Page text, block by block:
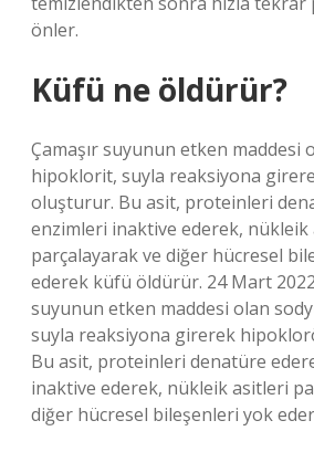
önler.
Küfü ne öldürür?
Çamaşır suyunun etken maddesi
hipoklorit, suyla reaksiyona
oluşturur. Bu asit, proteinleri
enzimleri inaktive ederek, nükleik
parçalayarak ve diğer hücresel
ederek küfü öldürür. 24 Mart
suyunun etken maddesi olan
suyla reaksiyona girerek
Bu asit, proteinleri denatüre
inaktive ederek, nükleik asitleri
diğer hücresel bileşenleri yok